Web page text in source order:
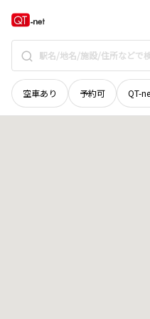
空車あり 予約可 QT-
奈良県